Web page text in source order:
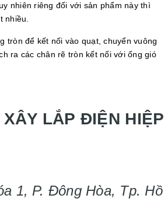
nhiên riêng đối với sản phẩm này thì
nhiều.
tròn để kết nối vào quạt, chuyển vuông
ra các chân rẽ tròn kết nối với ống gió
LẮP ĐIỆN HIỆP
1, P. Đông Hòa, Tp. Hồ